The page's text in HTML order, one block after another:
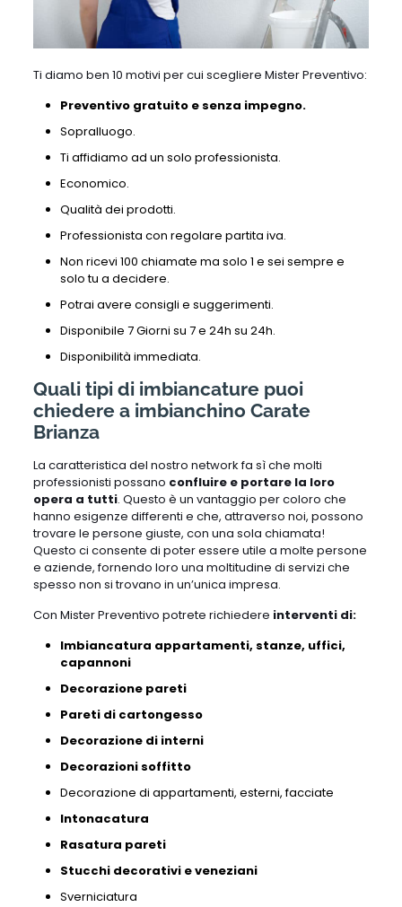
Ti diamo ben 10 motivi per cui scegliere Mister Preventivo:
Preventivo gratuito e senza impegno.
Sopralluogo.
Ti affidiamo ad un solo professionista.
Economico.
Qualità dei prodotti.
Professionista con regolare partita iva.
Non ricevi 100 chiamate ma solo 1 e sei sempre e
solo tu a decidere.
Potrai avere consigli e suggerimenti.
Disponibile 7 Giorni su 7 e 24h su 24h.
Disponibilità immediata.
Quali tipi di imbiancature puoi
chiedere a imbianchino Carate
Brianza
La caratteristica del nostro network fa sì che molti
professionisti possano confluire e portare la loro
opera a tutti. Questo è un vantaggio per coloro che
hanno esigenze differenti e che, attraverso noi, possono
trovare le persone giuste, con una sola chiamata!
Questo ci consente di poter essere utile a molte persone
e aziende, fornendo loro una moltitudine di servizi che
spesso non si trovano in un’unica impresa.
Con Mister Preventivo potrete richiedere interventi di:
Imbiancatura appartamenti, stanze, uffici,
capannoni
Decorazione pareti
Pareti di cartongesso
Decorazione di interni
Decorazioni soffitto
Decorazione di appartamenti, esterni,facciate
Intonacatura
Rasatura pareti
Stucchi decorativi eveneziani
Sverniciatura